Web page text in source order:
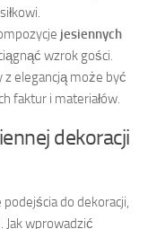
jesiennych
wzrok gości.
elegancją może być
faktur i materiałów.
dekoracji
do dekoracji,
Jak wprowadzić